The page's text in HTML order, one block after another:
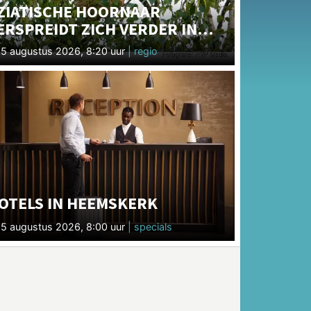
HOORNAAR
ZICH VERDER IN
HOLLAND
5 augustus 2026, 8:20 uur| regio
IN HEEMSKERK
5 augustus 2026, 8:00 uur| specials